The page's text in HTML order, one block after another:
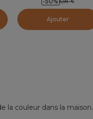
Ajouter
la couleur dans la maison.